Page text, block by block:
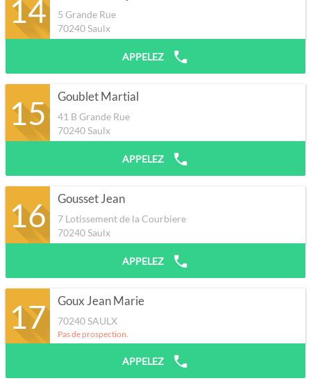
14
5 Grande Rue
70240Saulx
APPELEZ
15 Goublet Martial
41 B Grande Rue
70240Saulx
APPELEZ
16 Gousset Jean
7 Lotissement de la Courbiere
70240Saulx
APPELEZ
17 Goux Jean Marie
70240SAULX
Pas de prospection.
APPELEZ